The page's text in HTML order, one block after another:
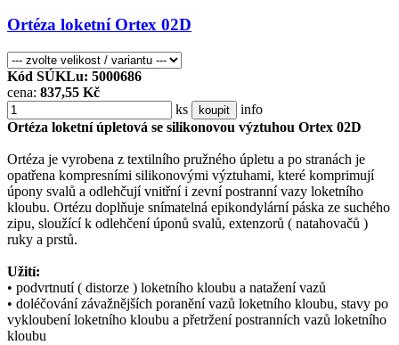
Ortéza loketní Ortex 02D
Kód SÚKLu: 5000686
cena: 837,55 Kč
ks
koupit
info
Ortéza loketní úpletová se silikonovou výztuhou Ortex 02D
Ortéza je vyrobena z textilního pružného úpletu a po stranách je
opatřena kompresními silikonovými výztuhami, které komprimují
úpony svalů a odlehčují vnitřní i zevní postranní vazy loketního
kloubu. Ortézu doplňuje snímatelná epikondylární páska ze suchého
zipu, sloužící k odlehčení úponů svalů, extenzorů ( natahovačů )
ruky a prstů.
Užití:
• podvrtnutí ( distorze ) loketního kloubu a natažení vazů
• doléčování závažnějších poranění vazů loketního kloubu, stavy po
vykloubení loketního kloubu a přetržení postranních vazů loketního
kloubu